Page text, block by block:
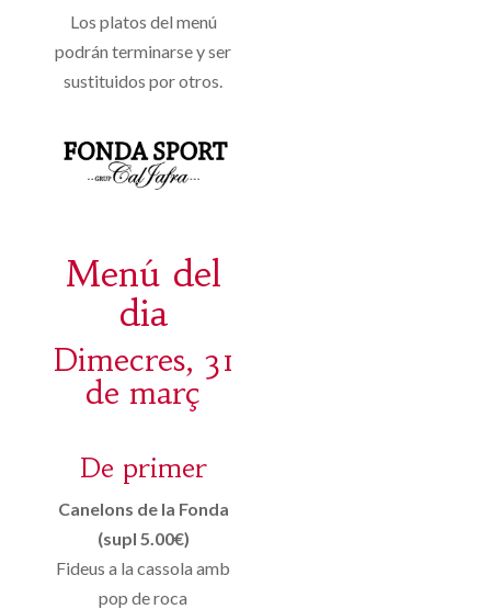
Los platos del menú
podrán terminarse y ser
sustituidos por otros.
Menú del
dia
Dimecres, 31
de març
De primer
Canelons de la Fonda
(supl 5.00€)
Fideus a la cassola amb
pop de roca